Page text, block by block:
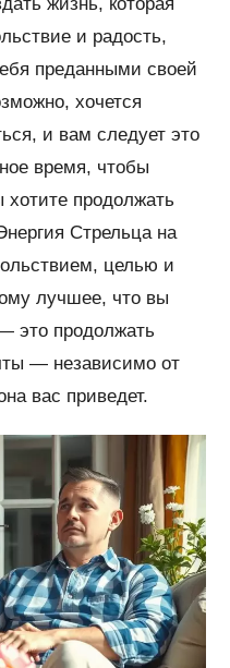
и радость,
преданными своей
хочется
и вам следует это
время, чтобы
хотите продолжать
Стрельца на
целью и
лучшее, что вы
это продолжать
— независимо от
вас приведет.